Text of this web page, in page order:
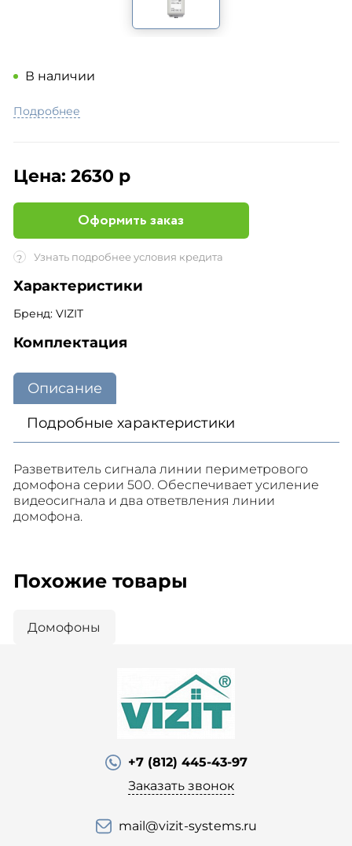
В наличии
Подробнее
Цена: 2630 р
Оформить заказ
? Узнать подробнее условия кредита
Характеристики
Бренд: VIZIT
Комплектация
Описание
Подробные характеристики
Разветвитель сигнала линии периметрового
домофона серии 500. Обеспечивает усиление
видеосигнала и два ответвления линии
домофона.
Похожие товары
Домофоны
+7 (812) 445-43-97
Заказать звонок
mail@vizit-systems.ru